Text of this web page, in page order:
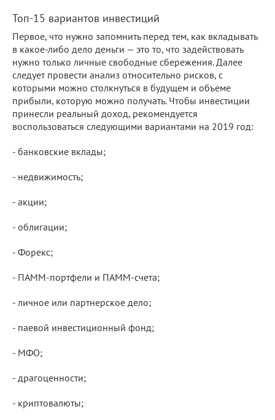
Топ-15 вариантов инвестиций
Первое, что нужно запомнить перед тем, как вкладывать
в какое-либо дело деньги — это то, что задействовать
нужно только личные свободные сбережения. Далее
следует провести анализ относительно рисков, с
которыми можно столкнуться в будущем и объеме
прибыли, которую можно получать. Чтобы инвестиции
принесли реальный доход, рекомендуется
воспользоваться следующими вариантами на 2019 год:
- банковские вклады;
- недвижимость;
- акции;
- облигации;
- Форекс;
- ПАММ-портфели и ПАММ-счета;
- личное или партнерское дело;
- паевой инвестиционный фонд;
- МФО;
- драгоценности;
- криптовалюты;